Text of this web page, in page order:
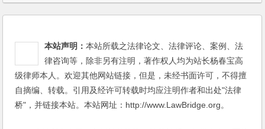
本站声明：本站所载之法律论文、法律评论、案例、法
律咨询等，除非另有注明，著作权人均为站长杨春宝高
级律师本人。欢迎其他网站链接，但是，未经书面许可，不得擅
自摘编、转载。引用及经许可转载时均应注明作者和出处"法律
桥"，并链接本站。本站网址：http://www.LawBridge.org。